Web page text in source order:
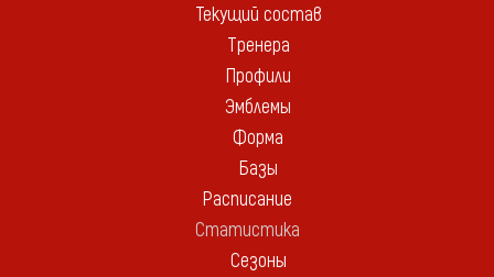
Текущий состав
Тренера
Профили
Эмблемы
Форма
Базы
Расписание
Статистика
Сезоны